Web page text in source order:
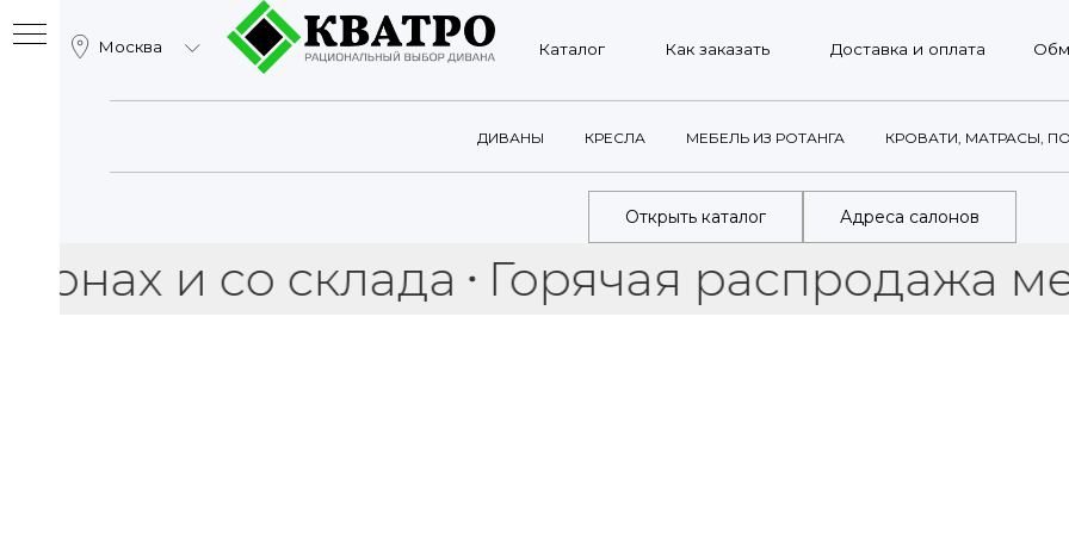
Каталог Как заказать Доставка и оплата Обмен и возврат
Москва
ДИВАНЫ КРЕСЛА МЕБЕЛЬ ИЗ РОТАНГА КРОВАТИ, МАТРАСЫ,
Открыть каталог Адреса салонов
и со склада Горячая распродажа